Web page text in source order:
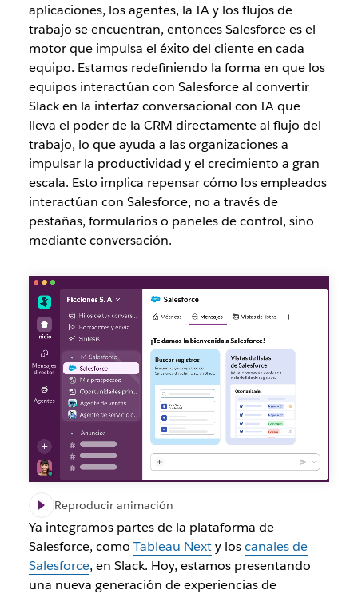
aplicaciones, los agentes, la IA y los flujos de
trabajo se encuentran, entonces Salesforce es el
motor que impulsa el éxito del cliente en cada
equipo. Estamos redefiniendo la forma en que los
equipos interactúan con Salesforce al convertir
Slack en la interfaz conversacional con IA que
lleva el poder de la CRM directamente al flujo del
trabajo, lo que ayuda a las organizaciones a
impulsar la productividad y el crecimiento a gran
escala. Esto implica repensar cómo los empleados
interactúan con Salesforce, no a través de
pestañas, formularios o paneles de control, sino
mediante conversación.
Reproducir animación
Ya integramos partes de la plataforma de
Salesforce, como Tableau Nexty loscanales de
Salesforce, en Slack. Hoy, estamos presentando
una nueva generación de experiencias de